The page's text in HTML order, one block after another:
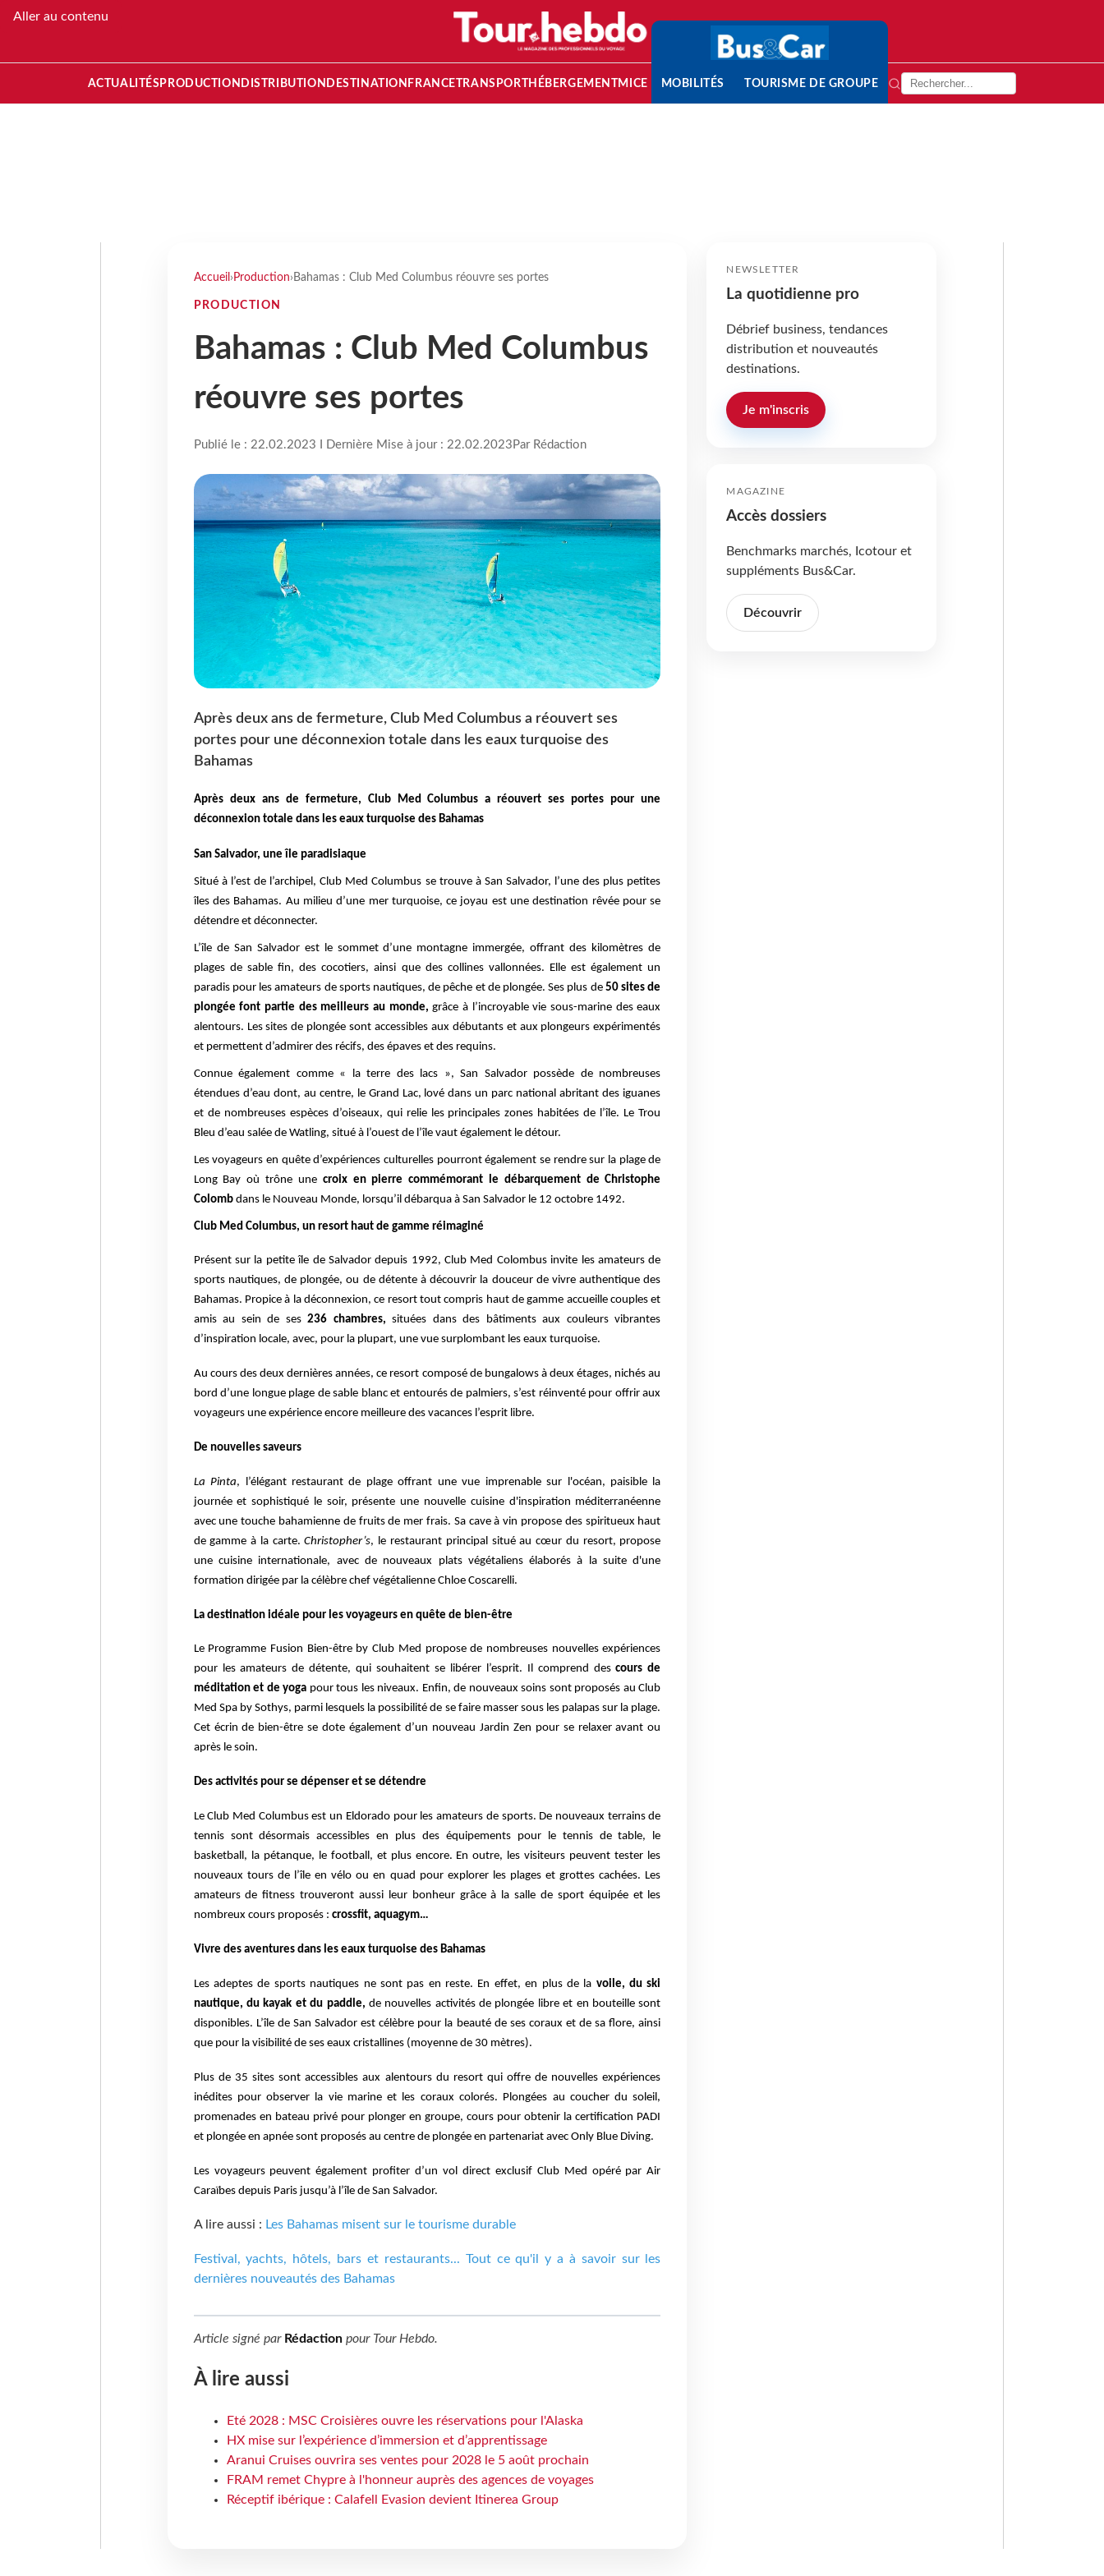
Aller au contenu
ACTUALITÉS PRODUCTION DISTRIBUTION DESTINATION FRANCETRANSPORT HÉBERGEMENTMICE MOBILITÉS TOURISME DE GROUPE
Accueil › Production› Bahamas : Club Med Columbus réouvre ses portes
PRODUCTION
Bahamas : Club Med Columbus
réouvre ses portes
Publié le : 22.02.2023 I Dernière Mise à jour : 22.02.2023 Par Rédaction
Après deux ans de fermeture, Club Med Columbus a réouvert ses
portes pour une déconnexion totale dans les eaux turquoise des
Bahamas
Après deux ans de fermeture, Club Med Columbus a réouvert ses portes pour une
déconnexion totale dans les eaux turquoise des Bahamas
San Salvador, une île paradisiaque
Situé à l’est de l’archipel, Club Med Columbus se trouve à San Salvador, l’une des plus petites
îles des Bahamas. Au milieu d’une mer turquoise, ce joyau est une destination rêvée pour se
détendre et déconnecter.
L’île de San Salvador est le sommet d’une montagne immergée, offrant des kilomètres de
plages de sable fin, des cocotiers, ainsi que des collines vallonnées. Elle est également un
paradis pour les amateurs de sports nautiques, de pêche et de plongée. Ses plus de 50 sites de
plongée font partie des meilleurs au monde, grâce à l’incroyable vie sous-marine des eaux
alentours. Les sites de plongée sont accessibles aux débutants et aux plongeurs expérimentés
et permettent d’admirer des récifs, des épaves et des requins.
Connue également comme « la terre des lacs », San Salvador possède de nombreuses
étendues d’eau dont, au centre, le Grand Lac, lové dans un parc national abritant des iguanes
et de nombreuses espèces d’oiseaux, qui relie les principales zones habitées de l’île. Le Trou
Bleu d’eau salée de Watling, situé à l’ouest de l’île vaut également le détour.
Les voyageurs en quête d’expériences culturelles pourront également se rendre sur la plage de
Long Bay où trône une croix en pierre commémorant le débarquement de Christophe
Colombdans le Nouveau Monde, lorsqu’il débarqua à San Salvador le 12 octobre 1492.
Club Med Columbus, un resort haut de gamme réimaginé
Présent sur la petite île de Salvador depuis 1992, Club Med Colombus invite les amateurs de
sports nautiques, de plongée, ou de détente à découvrir la douceur de vivre authentique des
Bahamas. Propice à la déconnexion, ce resort tout compris haut de gamme accueille couples et
amis au sein de ses236 chambres, situées dans des bâtiments aux couleurs vibrantes
d’inspiration locale, avec, pour la plupart, une vue surplombant les eaux turquoise.
Au cours des deux dernières années, ce resort composé de bungalows à deux étages, nichés au
bord d’une longue plage de sable blanc et entourés de palmiers, s’est réinventé pour offrir aux
voyageurs une expérience encore meilleure des vacances l’esprit libre.
De nouvelles saveurs
La Pinta, l’élégant restaurant de plage offrant une vue imprenable sur l'océan, paisible la
journée et sophistiqué le soir, présente une nouvelle cuisine d'inspiration méditerranéenne
avec une touche bahamienne de fruits de mer frais. Sa cave à vin propose des spiritueux haut
de gamme à la carte.Christopher’s, le restaurant principal situé au cœur du resort, propose
une cuisine internationale, avec de nouveaux plats végétaliens élaborés à la suite d'une
formation dirigée par la célèbre chef végétalienne Chloe Coscarelli.
La destination idéale pour les voyageurs en quête de bien-être
Le Programme Fusion Bien-être by Club Med propose de nombreuses nouvelles expériences
pour les amateurs de détente, qui souhaitent se libérer l’esprit. Il comprend descours de
méditation et de yoga pour tous les niveaux. Enfin, de nouveaux soins sont proposés au Club
Med Spa by Sothys, parmi lesquels la possibilité de se faire masser sous les palapas sur la plage.
Cet écrin de bien-être se dote également d’un nouveau Jardin Zen pour se relaxer avant ou
après le soin.
Des activités pour se dépenser et se détendre
Le Club Med Columbus est un Eldorado pour les amateurs de sports. De nouveaux terrains de
tennis sont désormais accessibles en plus des équipements pour le tennis de table, le
basketball, la pétanque, le football, et plus encore. En outre, les visiteurs peuvent tester les
nouveaux tours de l’île en vélo ou en quad pour explorer les plages et grottes cachées. Les
amateurs de fitness trouveront aussi leur bonheur grâce à la salle de sport équipée et les
nombreux cours proposés : crossfit, aquagym…
Vivre des aventures dans les eaux turquoise des Bahamas
Les adeptes de sports nautiques ne sont pas en reste. En effet, en plus de la voile, du ski
nautique, du kayak et du paddle, de nouvelles activités de plongée libre et en bouteille sont
disponibles. L’île de San Salvador est célèbre pour la beauté de ses coraux et de sa flore, ainsi
que pour la visibilité de ses eaux cristallines (moyenne de 30 mètres).
Plus de 35 sites sont accessibles aux alentours du resort qui offre de nouvelles expériences
inédites pour observer la vie marine et les coraux colorés. Plongées au coucher du soleil,
promenades en bateau privé pour plonger en groupe, cours pour obtenir la certification PADI
et plongée en apnée sont proposés au centre de plongée en partenariat avec Only Blue Diving.
Les voyageurs peuvent également profiter d’un vol direct exclusif Club Med opéré par Air
Caraïbes depuis Paris jusqu’à l’île de San Salvador.
A lire aussi : Les Bahamas misent sur le tourisme durable
Festival, yachts, hôtels, bars et restaurants... Tout ce qu'il y a à savoir sur les
dernières nouveautés des Bahamas
Article signé par Rédactionpour Tour Hebdo.
À lire aussi
Eté 2028 : MSC Croisières ouvre les réservations pour l'Alaska
HX mise sur l’expérience d’immersion et d’apprentissage
Aranui Cruises ouvrira ses ventes pour 2028 le 5 août prochain
FRAM remet Chypre à l'honneur auprès des agences de voyages
Réceptif ibérique : Calafell Evasion devient Itinerea Group
NEWSLETTER
La quotidienne pro
Débrief business, tendances
distribution et nouveautés
destinations.
Je m'inscris
MAGAZINE
Accès dossiers
Benchmarks marchés, Icotour et
suppléments Bus&Car.
Découvrir